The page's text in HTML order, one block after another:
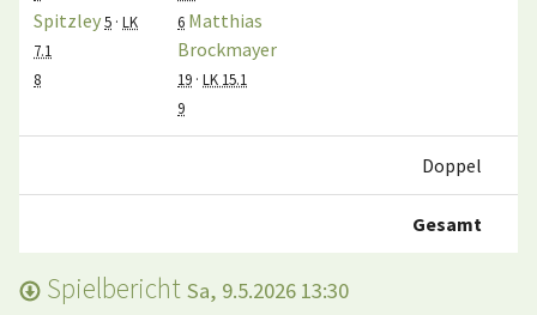
Spitzley5 · LK
7.1
8
6 Matthias
Brockmayer
19 · LK 15.1
9
Doppel
Gesamt
Spielbericht Sa, 9.5.2026 13:30